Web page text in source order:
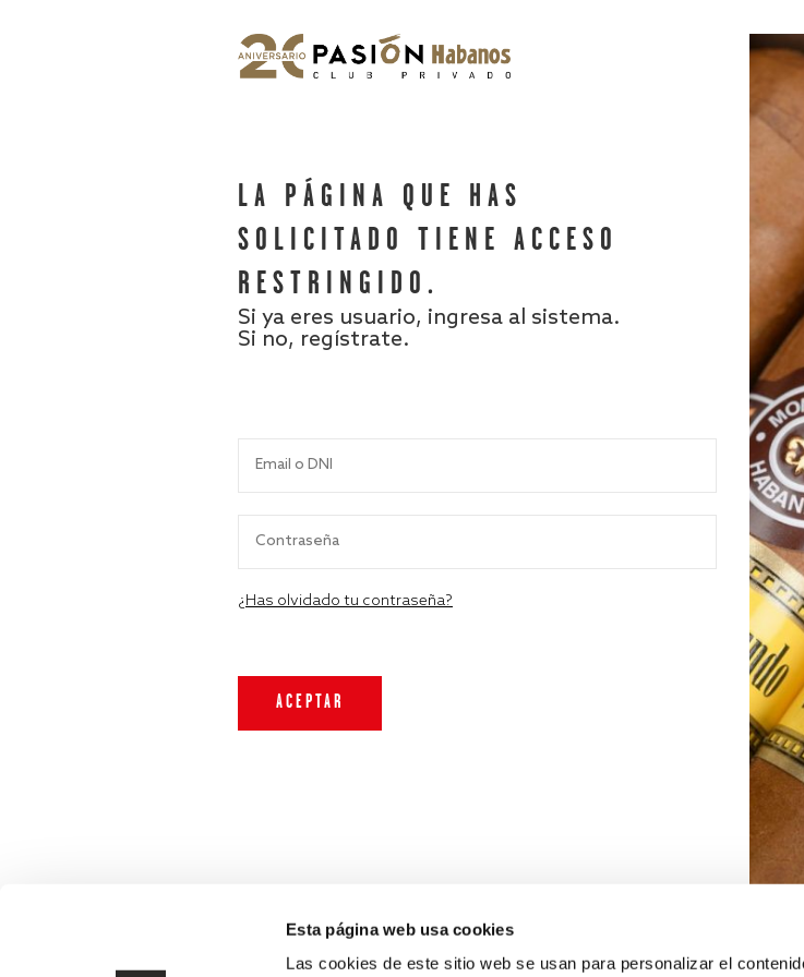
Esta página web usa cookies
Las cookies de este sitio web se usan para personalizar el
LA PÁGINA QUE HAS
SOLICITADO TIENE ACCESO
RESTRINGIDO.
Si ya eres usuario, ingresa al sistema.
Si no, regístrate.
¿Has olvidado tu contraseña?